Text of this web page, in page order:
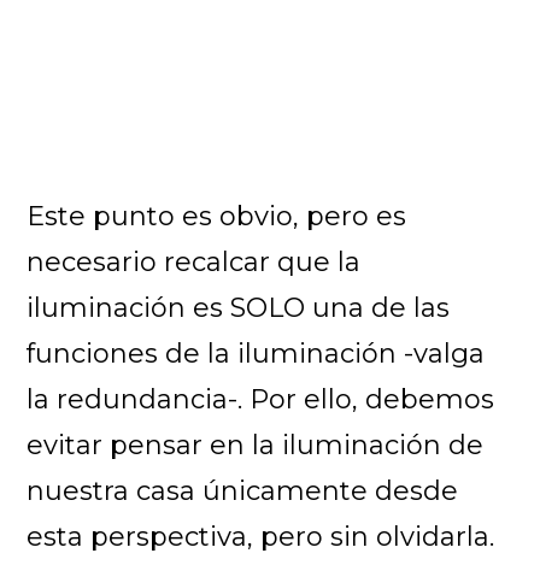
Este punto es obvio, pero es
necesario recalcar que la
iluminación es SOLO una de las
funciones de la iluminación -valga
la redundancia-. Por ello, debemos
evitar pensar en la iluminación de
nuestra casa únicamente desde
esta perspectiva, pero sin olvidarla.